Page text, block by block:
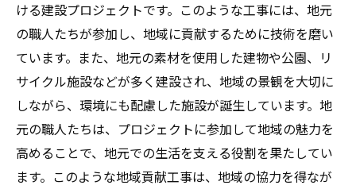
ける建設プロジェクトです。このような工事には、地元
の職人たちが参加し、地域に貢献するために技術を磨い
ています。また、地元の素材を使用した建物や公園、リ
サイクル施設などが多く建設され、地域の景観を大切に
しながら、環境にも配慮した施設が誕生しています。地
元の職人たちは、プロジェクトに参加して地域の魅力を
高めることで、地元での生活を支える役割を果たしてい
ます。このような地域貢献工事は、地域の協力を得なが